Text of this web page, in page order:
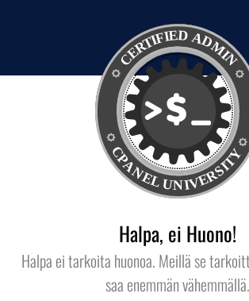
Halpa, ei Huono!
Halpa ei tarkoita huonoa. Meillä se
saa enemmän vähemmällä.